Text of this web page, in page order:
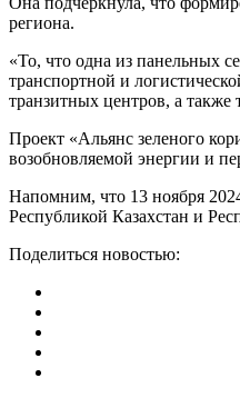
региона.
«То, что одна из панельных
транспортной и
транзитных центров, а
Проект «Альянс зеленого
возобновляемой энергии и
Напомним, что 13 ноября
Республикой Казахстан и
Поделиться новостью: